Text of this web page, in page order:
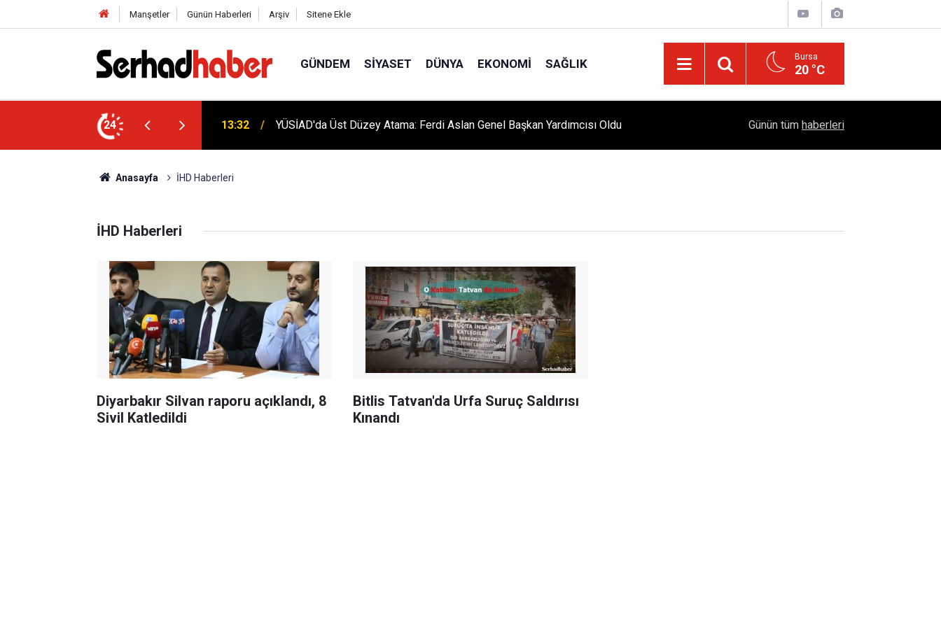
Manşetler Günün Haberleri Arşiv Sitene Ekle
GÜNDEM SIYASET DÜNYA EKONOMI SAĞLIK Bursa
20 °C
24
Ekonomi Modeli Akademik Literatüre
13:32 YÜSİAD'da Üst Düzey Atama: Ferdi Aslan Genel Başkan Yardımcısı Oldu TFF'den Resmi Açıklama: 2026-2027 Sezonu
Günün tüm haberleri
Anasayfa İHD Haberleri
İHD Haberleri
Diyarbakır Silvan raporu açıklandı, 8
Sivil Katledildi
Bitlis Tatvan'da Urfa Suruç Saldırısı
Kınandı